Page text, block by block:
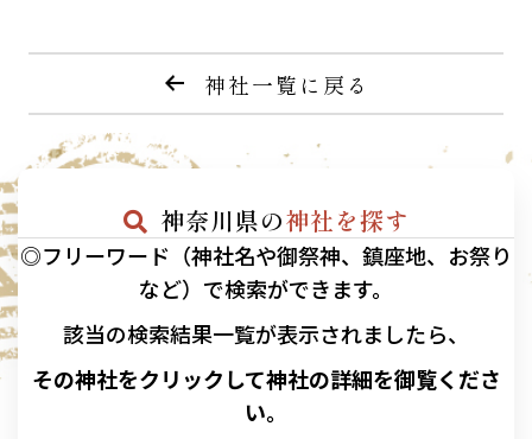
神社一覧に戻る
神奈川県の神社を探す
◎フリーワード（神社名や御祭神、鎮座地、お祭り
など）で検索ができます。
該当の検索結果一覧が表示されましたら、
その神社をクリックして神社の詳細を御覧くださ
い。